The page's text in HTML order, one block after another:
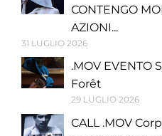
CONTENGO
AZIONI...
31 LUGLIO 2026
.MOV EVENTO
Forêt
29 LUGLIO 2026
CALL .MOV